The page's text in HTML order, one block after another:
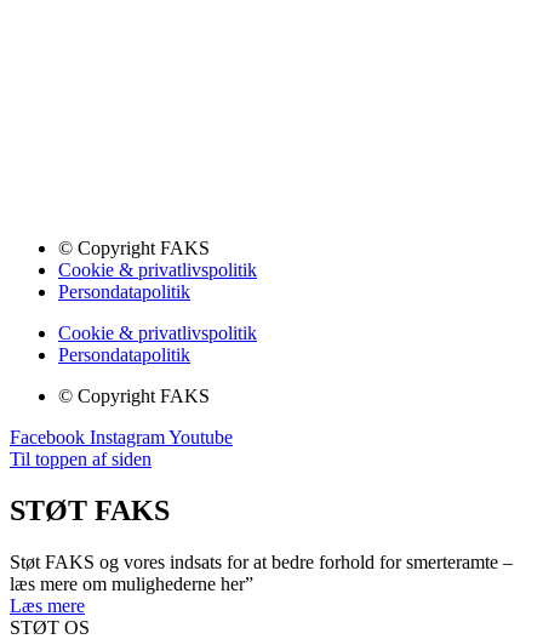
© Copyright FAKS
Cookie & privatlivspolitik
Persondatapolitik
Cookie & privatlivspolitik
Persondatapolitik
© Copyright FAKS
Facebook InstagramYoutube
Til toppen af siden
STØT FAKS
Støt FAKS og vores indsats for at bedre forhold for smerteramte –
læs mere om mulighederne her”
Læs mere
STØT OS